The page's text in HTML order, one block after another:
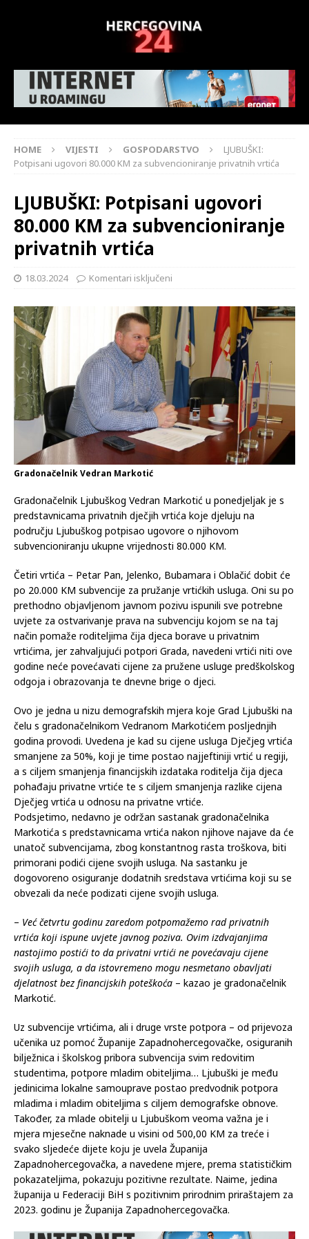
HOME VIJESTI GOSPODARSTVO
LJUBUŠKI:
LJUBUŠKI: Potpisani ugovori
80.000 KM za subvencioniranje
privatnih vrtića
Gradonačelnik Ljubuškog Vedran Markotić u ponedjeljak je s
predstavnicama privatnih dječjih vrtića koje djeluju na
području Ljubuškog potpisao ugovore o njihovom
Četiri vrtića – Petar Pan, Jelenko, Bubamara i Oblačić dobit će
po 20.000 KM subvencije za pružanje vrtićkih usluga. Oni su po
prethodno objavljenom javnom pozivu ispunili sve potrebne
uvjete za ostvarivanje prava na subvenciju kojom se na taj
način pomaže roditeljima čija djeca borave u privatnim
vrtićima, jer zahvaljujući potpori Grada, navedeni vrtići niti ove
godine neće povećavati cijene za pružene usluge predškolskog
Ovo je jedna u nizu demografskih mjera koje Grad Ljubuški na
čelu s gradonačelnikom Vedranom Markotićem posljednjih
godina provodi. Uvedena je kad su cijene usluga Dječjeg vrtića
smanjene za 50%, koji je time postao najjeftiniji vrtić u regiji,
a s ciljem smanjenja financijskih izdataka roditelja čija djeca
pohađaju privatne vrtiće te s ciljem smanjenja razlike cijena
Dječjeg vrtića u odnosu na privatne vrtiće.
Podsjetimo, nedavno je održan sastanak gradonačelnika
Markotića s predstavnicama vrtića nakon njihove najave da će
unatoč subvencijama, zbog konstantnog rasta troškova, biti
primorani podići cijene svojih usluga. Na sastanku je
dogovoreno osiguranje dodatnih sredstava vrtićima koji su se
–Već četvrtu godinu zaredom potpomažemo rad privatnih
vrtića koji ispune uvjete javnog poziva. Ovim izdvajanjima
nastojimo postići to da privatni vrtići ne povećavaju cijene
svojih usluga, a da istovremeno mogu nesmetano obavljati
djelatnost bez financijskih poteškoća
Uz subvencije vrtićima, ali i druge vrste potpora – od prijevoza
učenika uz pomoć Županije Zapadnohercegovačke, osiguranih
bilježnica i školskog pribora subvencija svim redovitim
studentima, potpore mladim obiteljima… Ljubuški je među
jedinicima lokalne samouprave postao predvodnik potpora
mladima i mladim obiteljima s ciljem demografske obnove.
Također, za mlade obitelji u Ljubuškom veoma važna je i
mjera mjesečne naknade u visini od 500,00 KM za treće i
svako sljedeće dijete koju je uvela Županija
Zapadnohercegovačka, a navedene mjere, prema statističkim
pokazateljima, pokazuju pozitivne rezultate. Naime, jedina
županija u Federaciji BiH s pozitivnim prirodnim priraštajem za